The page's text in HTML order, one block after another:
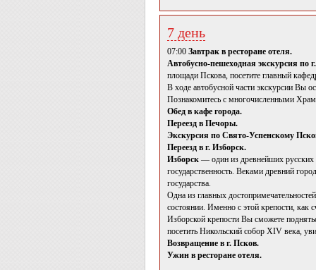
7 день
07:00 Завтрак в ресторане отеля.
Автобусно-пешеходная экскурсия по
площади Пскова, посетите главный
В ходе автобусной части экскурсии Вы
Познакомитесь с многочисленными
Обед в кафе города.
Переезд в Печоры.
Экскурсия по Свято-Успенскому
Переезд в г. Изборск.
Изборск — один из древнейших русских
государственность. Веками древний
государства.
Одна из главных
состоянии. Именно с этой крепости, как
Изборской крепости Вы сможете
посетить Никольский собор XIV века,
Возвращение в г. Псков.
Ужин в ресторане отеля.